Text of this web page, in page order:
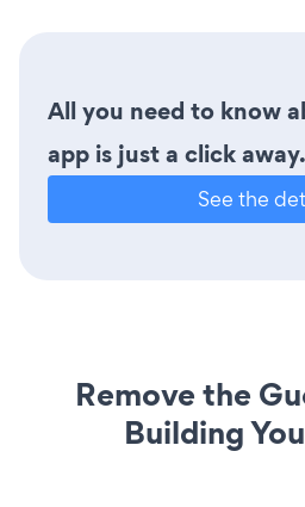
All you need to know
app is just a click away.
See the
Remove the
Building